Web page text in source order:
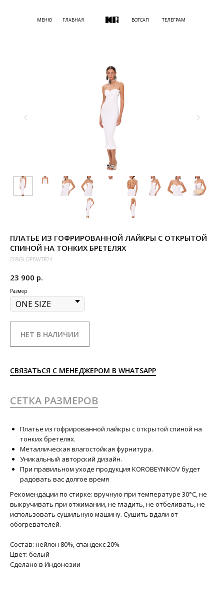
ВОТСАП ТЕЛЕГРАМ
МЕНЮ ГЛАВНАЯ
ПЛАТЬЕ ИЗ ГОФРИРОВАННОЙ ЛАЙКРЫ С ОТКРЫТОЙ
СПИНОЙ НА ТОНКИХ БРЕТЕЛЯХ
209GLDPBWTR24
23 900 р.
Размер
НЕТ В НАЛИЧИИ
СВЯЗАТЬСЯ С МЕНЕДЖЕРОМ В WHATSAPP
СЕТКА РАЗМЕРОВ
Платье из гофрированной лайкры с открытой спиной на
тонких бретелях.
Металлическая влагостойкая фурнитура.
Уникальный авторский дизайн.
При правильном уходе продукция KOROBEYNIKOV будет
радовать вас долгое время
Рекомендации по стирке: вручную при температуре 30°C, не
выкручивать при отжимании, не гладить, не отбеливать, не
использовать сушильную машину. Сушить вдали от
обогревателей.
Состав: нейлон 80%, спандекс 20%
Цвет: белый
Сделано в Индонезии